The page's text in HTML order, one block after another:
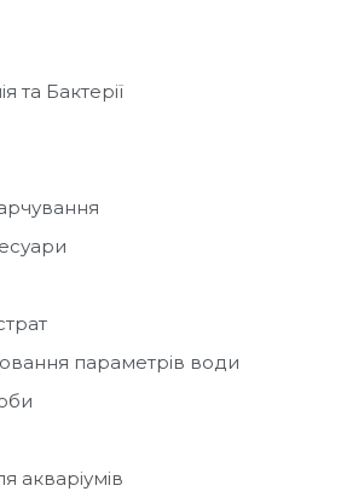
та Бактерії
параметрів води
акваріумів